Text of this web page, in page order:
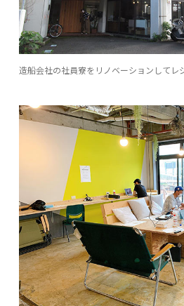
造船会社の社員寮をリノベーションしてレ